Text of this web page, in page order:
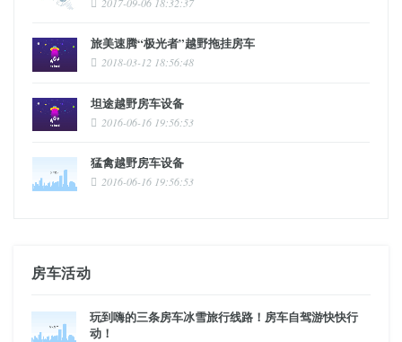
旅美速腾“极光者”越野拖挂房车
2018-03-12 18:56:48
坦途越野房车设备
2016-06-16 19:56:53
猛禽越野房车设备
2016-06-16 19:56:53
房车活动
玩到嗨的三条房车冰雪旅行线路！房车自驾游快快行
动！